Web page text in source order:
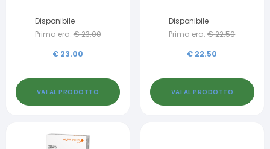
Disponibile
Prima era: €23.00
€ 23.00
VAI AL PRODOTTO
Disponibile
Prima era: €22.50
€ 22.50
VAI AL PRODOTTO